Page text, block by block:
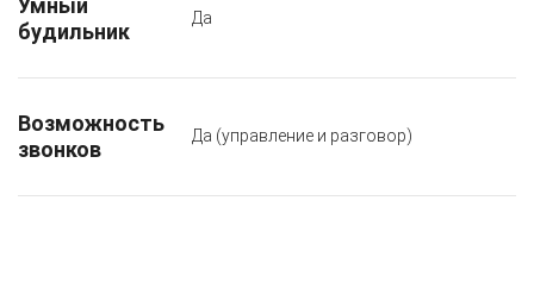
будильник
Да
Возможность
звонков
Да (управление и разговор)